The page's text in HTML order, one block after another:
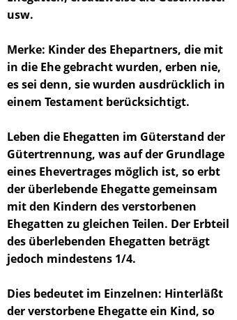
usw.
Merke: Kinder des Ehepartners, die mit
in die Ehe gebracht wurden, erben nie,
es sei denn, sie wurden ausdrücklich in
einem Testament berücksichtigt.
Leben die Ehegatten im Güterstand der
Gütertrennung, was auf der Grundlage
eines Ehevertrages möglich ist, so erbt
der überlebende Ehegatte gemeinsam
mit den Kindern des verstorbenen
Ehegatten zu gleichen Teilen. Der Erbteil
des überlebenden Ehegatten beträgt
jedoch mindestens 1/4.
Dies bedeutet im Einzelnen: Hinterläßt
der verstorbene Ehegatte ein Kind, so